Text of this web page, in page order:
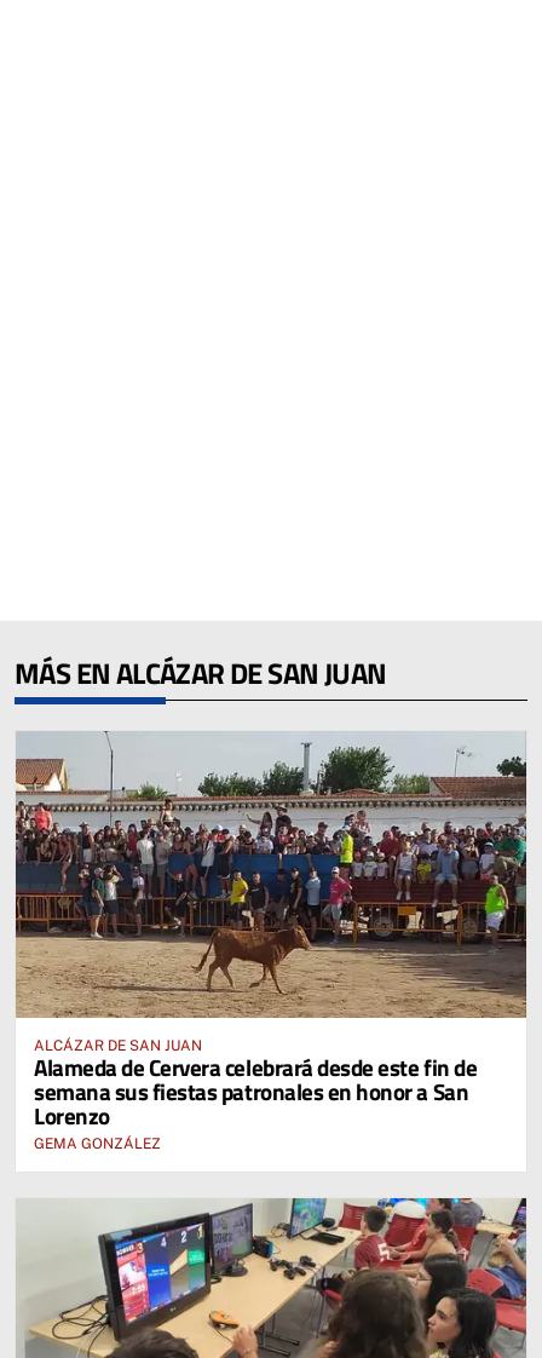
MÁS EN ALCÁZAR DE SAN JUAN
ALCÁZAR DE SAN JUAN
Alameda de Cervera celebrará desde este fin de
semana sus fiestas patronales en honor a San
Lorenzo
GEMA GONZÁLEZ